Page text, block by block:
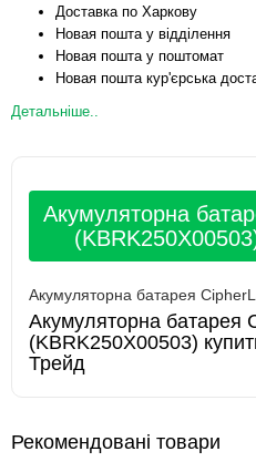
Доставка по Харкову
Новая пошта у відділення
Новая пошта у поштомат
Новая пошта кур'єрська
Детальніше..
Акумуляторна
Акумуляторна батарея
Акумуляторна батарея
(KBRK250X00503)
Трейд
Рекомендовані товари